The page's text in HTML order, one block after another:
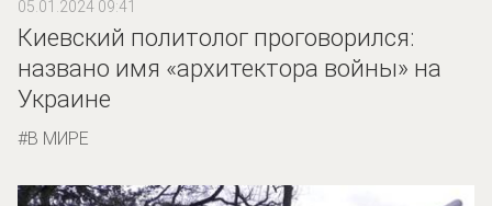
05.01.2024 09:41
Киевский политолог проговорился:
названо имя «архитектора войны» на
Украине
В МИРЕ